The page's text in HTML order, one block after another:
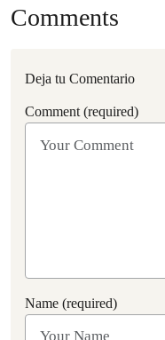
Comments
Deja tu Comentario
Comment (required)
Name (required)